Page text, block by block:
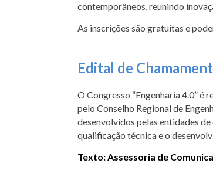
contemporâneos, reunindo
As inscrições são gratuitas e
Edital de
O Congresso “Engenharia 4.0”
pelo Conselho Regional de
desenvolvidos pelas entidades
qualificação técnica e o
Texto: Assessoria de